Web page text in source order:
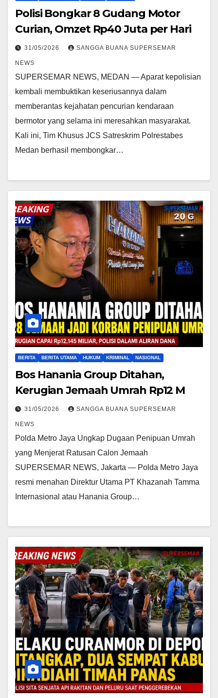
Polisi Bongkar 8 Gudang Motor
Curian, Omzet Rp40 Juta per Hari
31/05/2026 SANGGA BUANA SUPERSEMAR
NEWS
SUPERSEMAR NEWS, MEDAN — Aparat kepolisian
kembali membuktikan keseriusannya dalam
memberantas kejahatan pencurian kendaraan
bermotor yang selama ini meresahkan masyarakat.
Kali ini, Tim Khusus JCS Satreskrim Polrestabes
Medan berhasil membongkar…
BERITA BERITA UTAMA HUKUM KRIMINAL NASIONAL
Bos Hanania Group Ditahan,
Kerugian Jemaah Umrah Rp12 M
31/05/2026 SANGGA BUANA SUPERSEMAR
NEWS
Polda Metro Jaya Ungkap Dugaan Penipuan Umrah
yang Menjerat Ratusan Calon Jemaah
SUPERSEMAR NEWS, Jakarta — Polda Metro Jaya
resmi menahan Direktur Utama PT Khazanah Tamma
Internasional atau Hanania Group…